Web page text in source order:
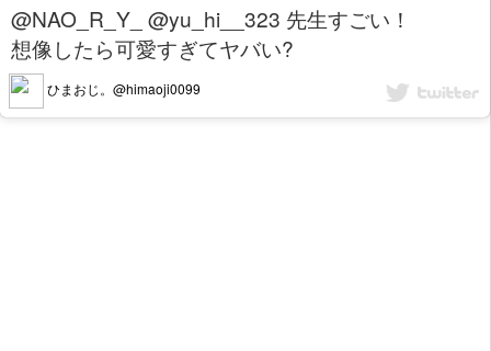
@NAO_R_Y_ @yu_hi__323 先生すごい！
想像したら可愛すぎてヤバい?
ひまおじ。@himaoji0099